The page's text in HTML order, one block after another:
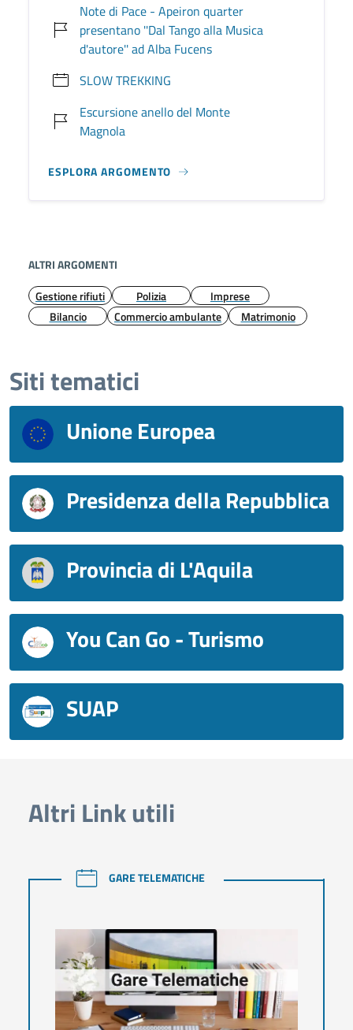
Note di Pace - Apeiron quarter
presentano ''Dal Tango alla Musica
d'autore'' ad Alba Fucens
SLOW TREKKING
Escursione anello del Monte
Magnola
ESPLORA ARGOMENTO
ALTRI ARGOMENTI
Gestione rifiuti
Polizia
Imprese
Bilancio
Commercio ambulante Matrimonio
Siti tematici
Unione Europea
Presidenza della Repubblica
Provincia di L'Aquila
You Can Go - Turismo
SUAP
Altri Link utili
GARE TELEMATICHE
GARE TELEMATICHE